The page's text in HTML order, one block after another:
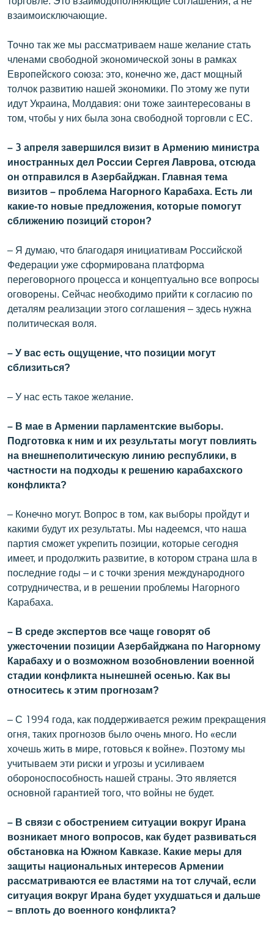
взаимоисключающие.
Точно так же мы рассматриваем наше желание стать
членами свободной экономической зоны в рамках
Европейского союза: это, конечно же, даст мощный
толчок развитию нашей экономики. По этому же пути
идут Украина, Молдавия: они тоже заинтересованы в
том, чтобы у них была зона свободной торговли с ЕС.
– 3 апреля завершился визит в Армению министра
иностранных дел России Сергея Лаврова, отсюда
он отправился в Азербайджан. Главная тема
визитов – проблема Нагорного Карабаха. Есть ли
какие-то новые предложения, которые помогут
сближению позиций сторон?
– Я думаю, что благодаря инициативам Российской
Федерации уже сформирована платформа
переговорного процесса и концептуально все вопросы
оговорены. Сейчас необходимо прийти к согласию по
деталям реализации этого соглашения – здесь нужна
политическая воля.
– У вас есть ощущение, что позиции могут
сблизиться?
– У нас есть такое желание.
– В мае в Армении парламентские выборы.
Подготовка к ним и их результаты могут повлиять
на внешнеполитическую линию республики, в
частности на подходы к решению карабахского
конфликта?
– Конечно могут. Вопрос в том, как выборы пройдут и
какими будут их результаты. Мы надеемся, что наша
партия сможет укрепить позиции, которые сегодня
имеет, и продолжить развитие, в котором страна шла в
последние годы – и с точки зрения международного
сотрудничества, и в решении проблемы Нагорного
Карабаха.
– В среде экспертов все чаще говорят об
ужесточении позиции Азербайджана по Нагорному
Карабаху и о возможном возобновлении военной
стадии конфликта нынешней осенью. Как вы
относитесь к этим прогнозам?
– С 1994 года, как поддерживается режим прекращения
огня, таких прогнозов было очень много. Но «если
хочешь жить в мире, готовься к войне». Поэтому мы
учитываем эти риски и угрозы и усиливаем
обороноспособность нашей страны. Это является
основной гарантией того, что войны не будет.
– В связи с обострением ситуации вокруг Ирана
возникает много вопросов, как будет развиваться
обстановка на Южном Кавказе. Какие меры для
защиты национальных интересов Армении
рассматриваются ее властями на тот случай, если
ситуация вокруг Ирана будет ухудшаться и дальше
– вплоть до военного конфликта?